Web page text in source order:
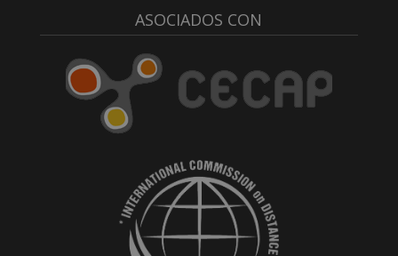
ASOCIADOS CON